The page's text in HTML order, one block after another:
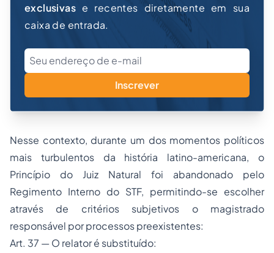
exclusivas e recentes diretamente em sua
caixa de entrada.
Inscrever
Nesse contexto, durante um dos momentos políticos
mais turbulentos da história latino-americana, o
Princípio do Juiz Natural foi abandonado pelo
Regimento Interno do STF, permitindo-se escolher
através de critérios subjetivos o magistrado
responsável por processos preexistentes:
Art. 37 — O relator é substituído: